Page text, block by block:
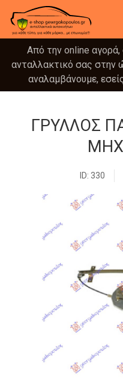
Από την online
ανταλλακτικό σας στην
αναλαμβάνουμε,
ΓΡΥΛΛΟΣ
ID: 330